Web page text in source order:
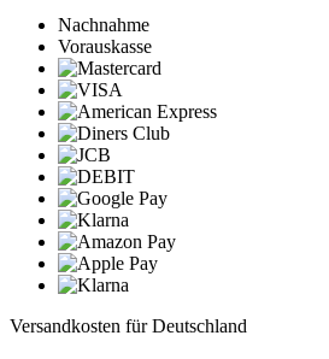
Nachnahme
Vorauskasse
Versandkosten für Deutschland